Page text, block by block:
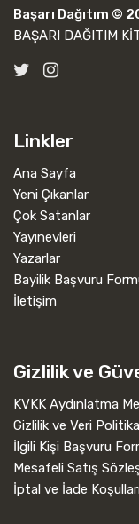
Başarı Dağıtım ©
BAŞARI DAĞITIM
Linkler
Ana Sayfa
Yeni Çıkanlar
Çok Satanlar
Yayınevleri
Yazarlar
Bayilik Başvuru
İletişim
Gizlilik ve
KVKK Aydınlatma
Gizlilik ve Veri
İlgili Kişi Başvuru
Mesafeli Satış
İptal ve İade